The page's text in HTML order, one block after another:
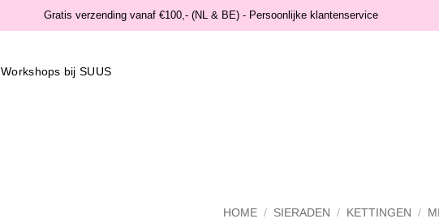
Gratis verzending vanaf €100,- (NL & BE) - Persoonlijke klantenservice
Workshops bij SUUS
HOME / SIERADEN / KETTINGEN /